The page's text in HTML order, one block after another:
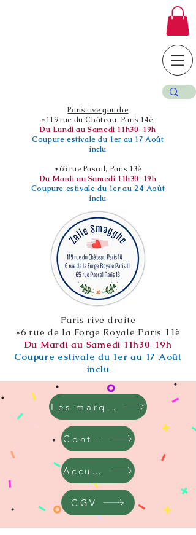
Paris rive gauche
*119 rue du Château, Paris 14è
Du Lundi au Samedi 11h30-19h
Coupure estivale du 1er au 17 Août
inclu
*65 rue Pascal, Paris 13è
Du Mardi au Samedi 11h30-19h
Coupure estivale du 1er au 24 Août
inclu
Paris rive droite
*6 rue de la Forge Royale Paris 11è
Du Mardi au Samedi 11h30-19h
Coupure estivale du 1er au 17 Août
inclu
Les marques
Contact
Accueil
CGV